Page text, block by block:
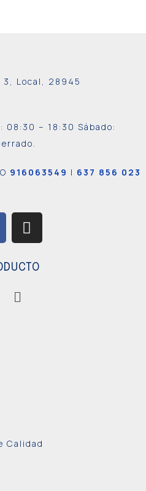
3, Local, 28945
08:30 – 18:30 Sábado:
916063549 | 637 856 023
Calidad